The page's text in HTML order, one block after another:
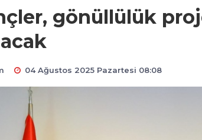
gönüllülük
04 Ağustos 2025 Pazartesi 08:08